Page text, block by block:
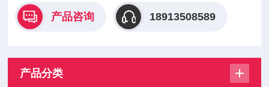
产品咨询 18913508589
产品分类